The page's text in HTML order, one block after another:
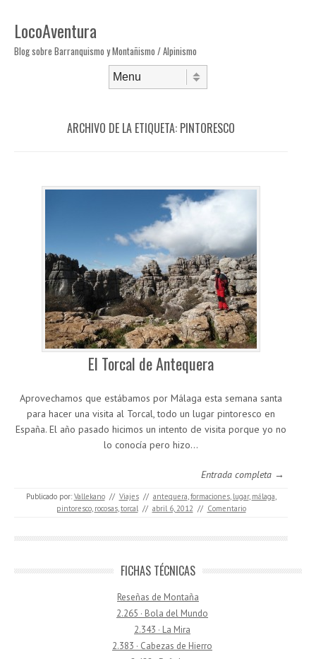
LocoAventura
Blog sobre Barranquismo y Montañismo / Alpinismo
ARCHIVO DE LA ETIQUETA: PINTORESCO
El Torcal de Antequera
Aprovechamos que estábamos por Málaga esta semana santa
para hacer una visita al Torcal, todo un lugar pintoresco en
España. El año pasado hicimos un intento de visita porque yo no
lo conocía pero hizo…
Entrada completa →
Publicado por: Vallekano // Viajes // antequera,formaciones, lugar, málaga,
pintoresco, rocosas,torcal // abril 6, 2012 // Comentario
FICHAS TÉCNICAS
Reseñas de Montaña
2.265 · Bola del Mundo
2.343 · La Mira
2.383 · Cabezas de Hierro